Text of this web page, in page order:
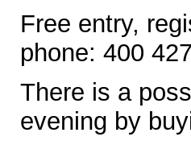
Free entry,
phone: 400
There is a
evening by